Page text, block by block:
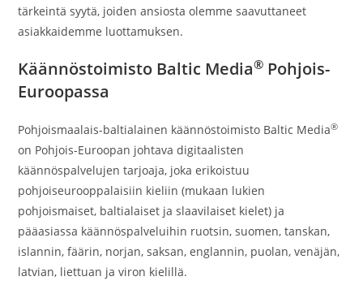
tärkeintä syytä, joiden ansiosta olemme saavuttaneet
asiakkaidemme luottamuksen.
Käännöstoimisto Baltic Media® Pohjois-
Euroopassa
Pohjoismaalais-baltialainen käännöstoimisto Baltic Media®
on Pohjois-Euroopan johtava digitaalisten
käännöspalvelujen tarjoaja, joka erikoistuu
pohjoiseurooppalaisiin kieliin (mukaan lukien
pohjoismaiset, baltialaiset ja slaavilaiset kielet) ja
pääasiassa käännöspalveluihin ruotsin, suomen, tanskan,
islannin, fäärin, norjan, saksan, englannin, puolan, venäjän,
latvian, liettuan ja viron kielillä.